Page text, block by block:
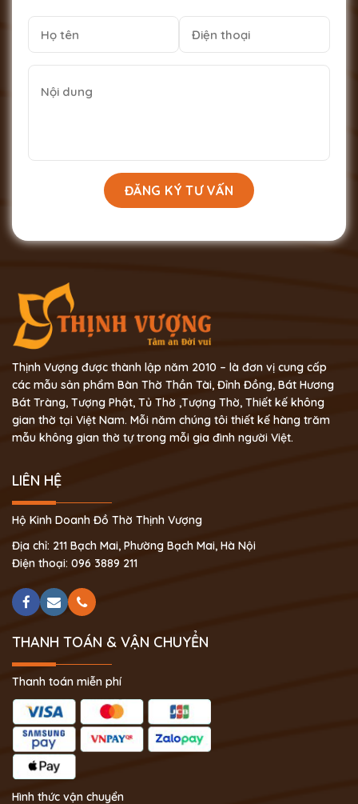
Thịnh Vượng được thành lập năm 2010 – là đơn vị cung cấp
các mẫu sản phẩm Bàn Thờ Thần Tài, Đỉnh Đồng, Bát Hương
Bát Tràng, Tượng Phật, Tủ Thờ ,Tượng Thờ, Thiết kế không
gian thờ tại Việt Nam. Mỗi năm chúng tôi thiết kế hàng trăm
mẫu không gian thờ tự trong mỗi gia đình người Việt.
LIÊN HỆ
Hộ Kinh Doanh Đồ Thờ Thịnh Vượng
Địa chỉ: 211 Bạch Mai, Phường Bạch Mai, Hà Nội
Điện thoại: 096 3889 211
THANH TOÁN & VẬN CHUYỂN
Thanh toán miễn phí
Hình thức vận chuyển